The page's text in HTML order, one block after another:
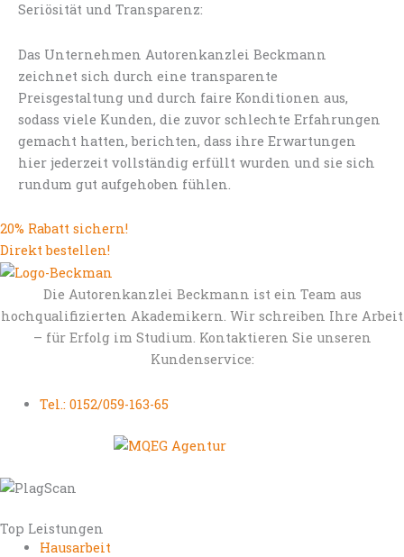
Seriösität und Transparenz:
Das Unternehmen Autorenkanzlei Beckmann
zeichnet sich durch eine transparente
Preisgestaltung und durch faire Konditionen aus,
sodass viele Kunden, die zuvor schlechte Erfahrungen
gemacht hatten, berichten, dass ihre Erwartungen
hier jederzeit vollständig erfüllt wurden und sie sich
rundum gut aufgehoben fühlen.
20% Rabatt sichern!
Direkt bestellen!
Die Autorenkanzlei Beckmann ist ein Team aus
hochqualifizierten Akademikern. Wir schreiben Ihre Arbeit
– für Erfolg im Studium. Kontaktieren Sie unseren
Kundenservice:
Tel.: 0152/059-163-65
Top Leistungen
Hausarbeit